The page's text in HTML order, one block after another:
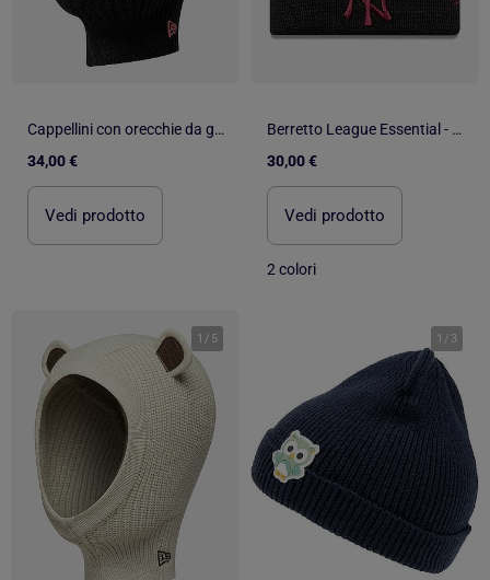
Cappellini con orecchie da gatto - New Era
34,00 €
Vedi prodotto
Berretto League Essential - New Era
30,00 €
Vedi prodotto
2 colori
1 / 5 1 / 3